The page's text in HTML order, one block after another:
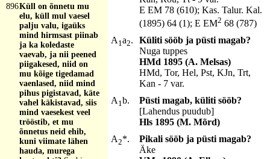
896Küll on õnnetu mu
elu, küll mul vaesel
palju valu, igaüks
mind hirmsast piinab
ja ka koledaste
vaevab, ja nii peened
piigakesed, niid on
mu kõige tigedamad
vaenlased, niid mind
pihus pigistavad, käte
vahel käkistavad, siis
mind vaesekest veel
trööstib, et mu
õnnetus neid ehib,
kuni viimate lähen
hauda, murega
E EM 78 (610); Kas. Talur. Kal.
(1895) 64 (1); E EM2 68 (787)
A 1a2.
Küliti sööb ja püsti magab?
Nuga tuppes
HMd 1895 (A. Melsas)
HMd, Tor, Hel, Pst, KJn, Trt,
Kan - 7 var.
A 1b.
Püsti magab, küliti sööb?
[Lahendus puudub]
Hls 1895 (M. Mõrd)
A2*.
Pikali sööb ja püsti magab?
Äke